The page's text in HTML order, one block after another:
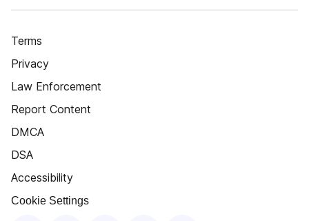
Terms
Privacy
Law Enforcement
Report Content
DMCA
DSA
Accessibility
Cookie Settings